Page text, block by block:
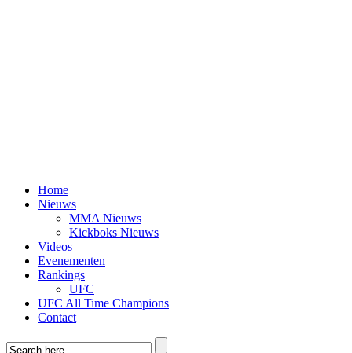
Home
Nieuws
MMA Nieuws
Kickboks Nieuws
Videos
Evenementen
Rankings
UFC
UFC All Time Champions
Contact